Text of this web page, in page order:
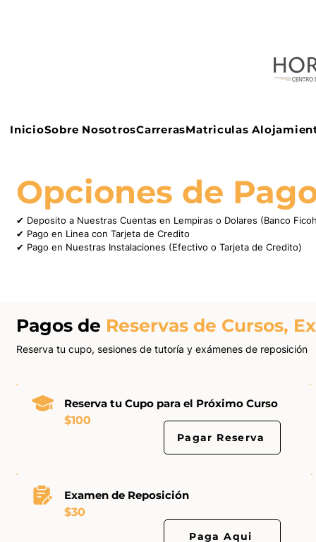
InicioSobre NosotrosCarrerasMatriculas
Opciones de
✔ Deposito a Nuestras Cuentas en Lempiras o Dolares (Banco
✔ Pago en Linea con Tarjeta de Credito
✔ Pago en Nuestras Instalaciones (Efectivo o Tarjeta de Credito)
Pagos de Reservas de Cursos,
Reserva tu cupo, sesiones de tutoría y exámenes de reposición
Reserva tu Cupo para el Próximo Curso
$100
Pagar Reserva
Examen de Reposición
$30
Paga Aqui